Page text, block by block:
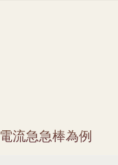
流急急棒為例